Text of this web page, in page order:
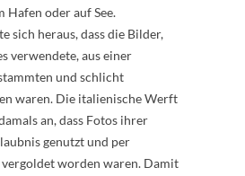
Hafen oder auf See.
sich heraus, dass die Bilder,
verwendete, aus einer
und schlicht
waren. Die italienische Werft
an, dass Fotos ihrer
genutzt und per
worden waren. Damit